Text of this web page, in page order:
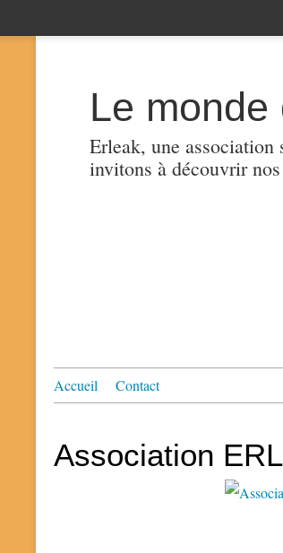
Le monde
Erleak, une association
invitons à découvrir
Accueil Contact
Association